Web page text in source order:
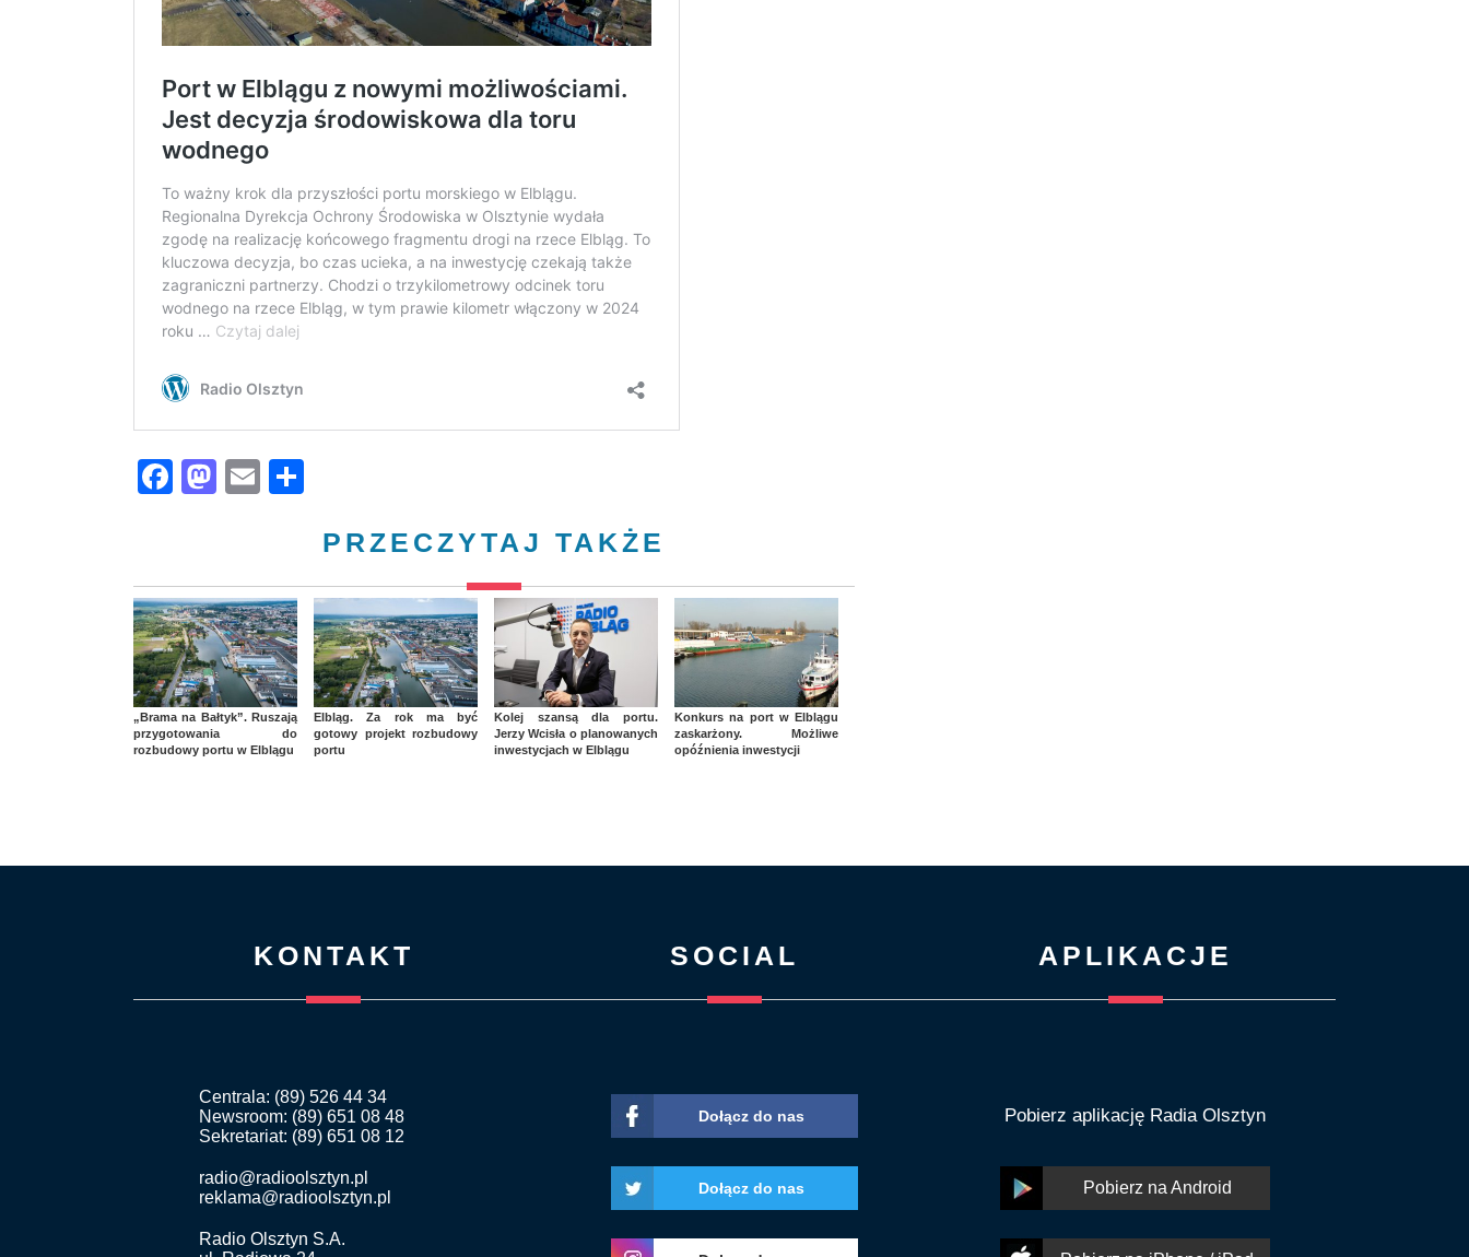
Facebook
Mastodon
Email
PRZECZYTAJ TAKŻE
„Brama na Bałtyk”. Ruszają
przygotowania do
rozbudowy portu w Elblągu
Elbląg. Za rok ma być
gotowy projekt rozbudowy
portu
Kolej szansą dla portu.
Jerzy Wcisła o planowanych
inwestycjach w Elblągu
Konkurs na port w Elblągu
zaskarżony. Możliwe
opóźnienia inwestycji
KONTAKT
Centrala: (89) 526 44 34
Newsroom: (89) 651 08 48
Sekretariat: (89) 651 08 12
radio@radioolsztyn.pl
reklama@radioolsztyn.pl
Radio Olsztyn S.A.
SOCIAL
Dołącz do nas
Dołącz do nas
APLIKACJE
Pobierz aplikację Radia Olsztyn
Pobierz na Android